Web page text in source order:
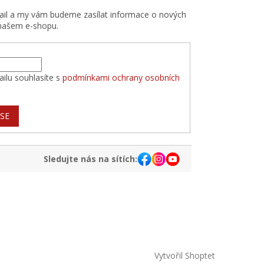
a my vám budeme zasílat informace o nových
e-shopu.
souhlasíte spodmínkami ochrany osobních
Sledujte nás na sítích:
Vytvořil Shoptet